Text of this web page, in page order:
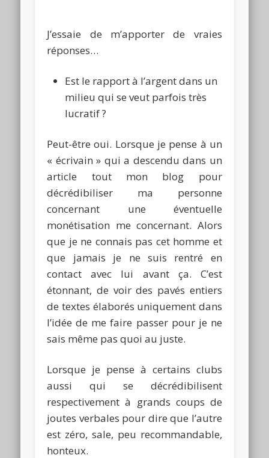
J’essaie de m’apporter de vraies
réponses…
Est le rapport à l’argent dans un
milieu qui se veut parfois très
lucratif ?
Peut-être oui. Lorsque je pense à un
« écrivain » qui a descendu dans un
article tout mon blog pour
décrédibiliser ma personne
concernant une éventuelle
monétisation me concernant. Alors
que je ne connais pas cet homme et
que jamais je ne suis rentré en
contact avec lui avant ça. C’est
étonnant, de voir des pavés entiers
de textes élaborés uniquement dans
l’idée de me faire passer pour je ne
sais même pas quoi au juste.
Lorsque je pense à certains clubs
aussi qui se décrédibilisent
respectivement à grands coups de
joutes verbales pour dire que l’autre
est zéro, sale, peu recommandable,
honteux.